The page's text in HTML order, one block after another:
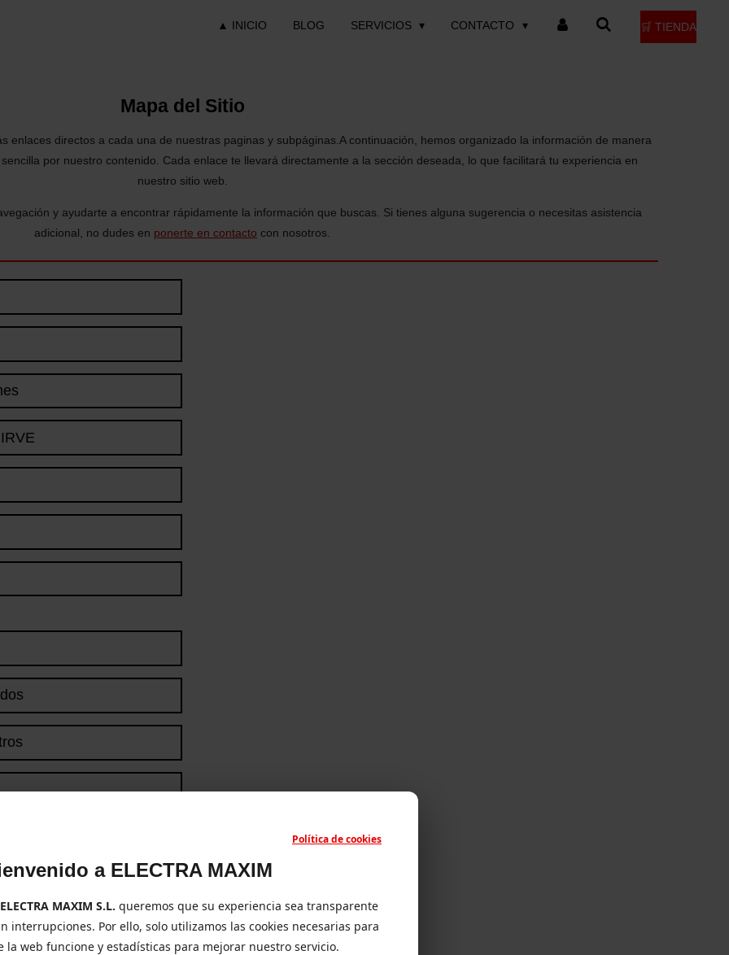
▲ INICIO BLOG SERVICIOS CONTACTO 🛒 TIENDA
Mapa del Sitio
enlaces directos a cada una de nuestras paginas y subpáginas. A continuación, hemos organizado la información de manera
por nuestro contenido. Cada enlace te llevará directamente a la sección deseada, lo que facilitará tu experiencia en
nuestro sitio web.
y ayudarte a encontrar rápidamente la información que buscas. Si tienes alguna sugerencia o necesitas asistencia
adicional, no dudes en ponerte en contacto con nosotros.
Política de cookies
a ELECTRA MAXIM
ELECTRA MAXIM S.L. queremos que su experiencia sea transparente
interrupciones. Por ello, solo utilizamos las cookies necesarias para
la web funcione y estadísticas para mejorar nuestro servicio.